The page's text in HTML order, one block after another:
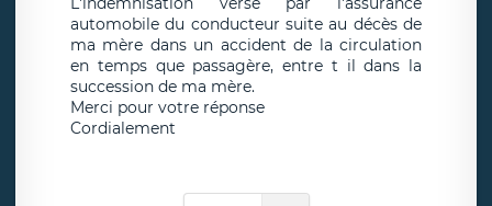
automobile du conducteur suite au décès de
ma mère dans un accident de la circulation
en temps que passagère, entre t il dans la
succession de ma mère.
Merci pour votre réponse
Cordialement